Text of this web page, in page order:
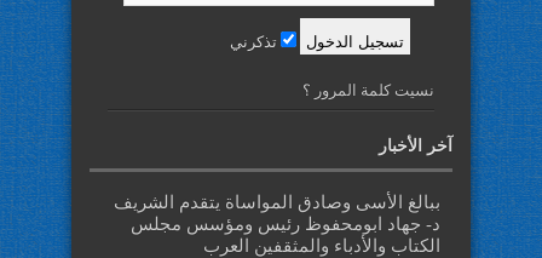
تذكرني
نسيت كلمة المرور ؟
آخر الأخبار
ببالغ الأسى وصادق المواساة يتقدم الشريف
د- جهاد ابومحفوظ رئيس ومؤسس مجلس
الكتاب والأدباء والمثقفين العرب